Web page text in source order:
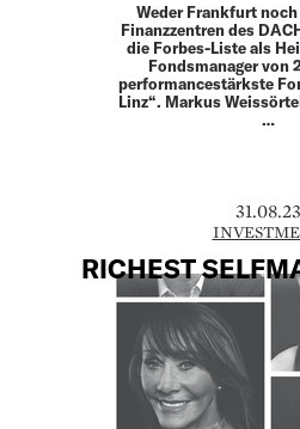
Weder Frankfurt
Finanzzentren des
die Forbes-Liste als
Fondsmanager von
performancestärkste
Linz“. Markus
…
31.08.23
RICHEST